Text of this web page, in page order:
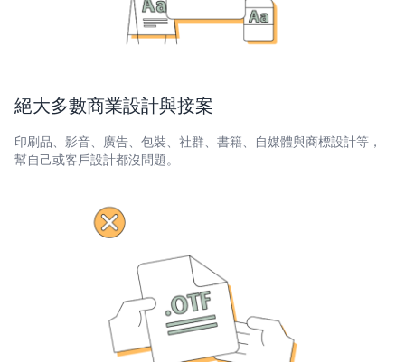
絕大多數商業設計與接案
印刷品、影音、廣告、包裝、社群、書籍、自媒體與商標設計等，
幫自己或客戶設計都沒問題。